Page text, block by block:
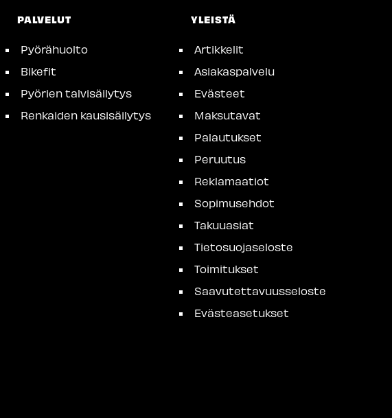
PALVELUT
Pyörähuolto
Bikefit
Pyörien talvisäilytys
Renkaiden kausisäilytys
YLEISTÄ
Artikkelit
Asiakaspalvelu
Evästeet
Maksutavat
Palautukset
Peruutus
Reklamaatiot
Sopimusehdot
Takuuasiat
Tietosuojaseloste
Toimitukset
Saavutettavuusseloste
Evästeasetukset